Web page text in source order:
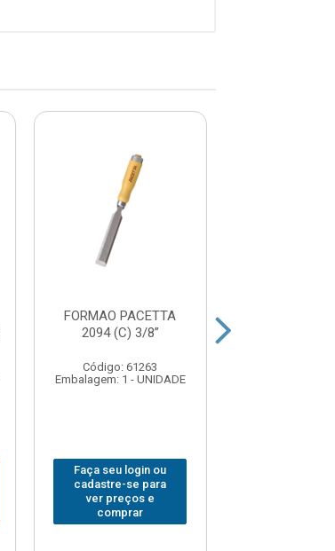
FORMAO PACETTA
2094 (C) 3/8”
Código: 61263
Embalagem: 1 - UNIDADE
Faça seu login ou
cadastre-se para
ver preços e
comprar